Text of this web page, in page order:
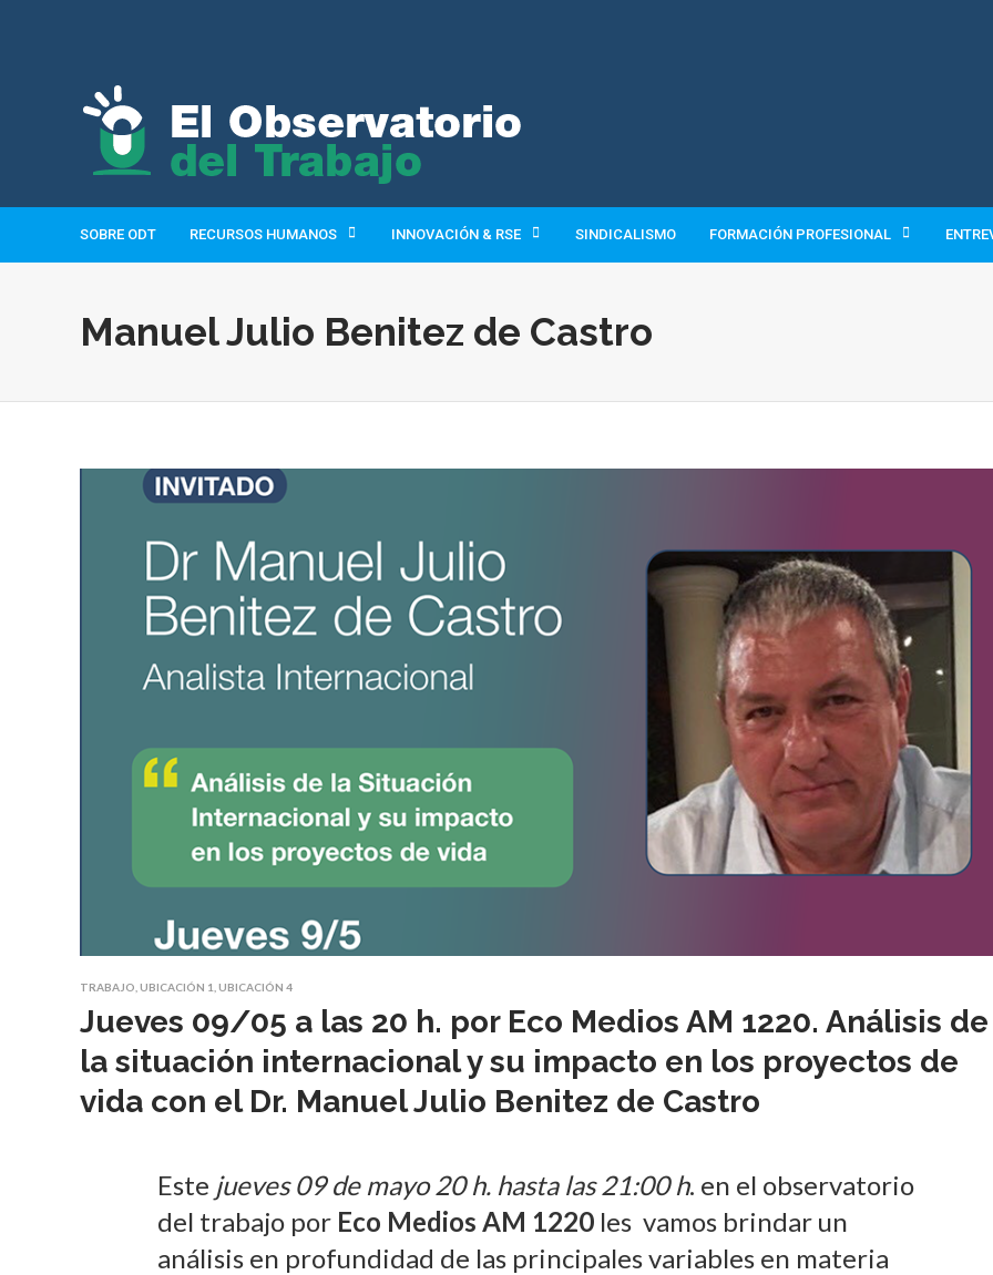
SOBRE ODT RECURSOS HUMANOS INNOVACIÓN & RSE SINDICALISMO FORMACIÓN PROFESIONAL
Manuel Julio Benitez de Castro
TRABAJO UBICACIÓN 1 UBICACIÓN 4
Jueves 09/05 a las 20 h. por Eco Medios AM 1220. Análisis de
la situación internacional y su impacto en los proyectos de
vida con el Dr. Manuel Julio Benitez de Castro
Este jueves 09 de mayo 20 h. hasta las 21:00 h. en el observatorio
del trabajo por Eco Medios AM 1220 les vamos brindar un
análisis en profundidad de las principales variables en materia